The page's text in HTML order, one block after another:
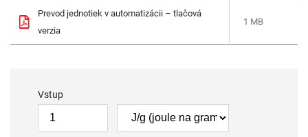
Prevod jednotiek v automatizácii – tlačová
verzia
1 MB
Vstup